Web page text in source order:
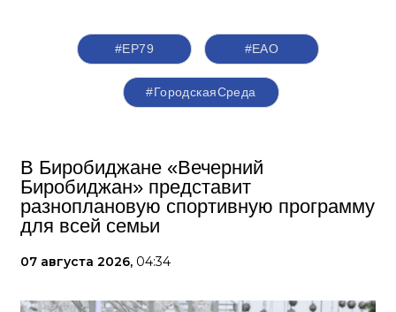
#ЕР79 #ЕАО
#ГородскаяСреда
В Биробиджане «Вечерний
Биробиджан» представит
разноплановую спортивную программу
для всей семьи
07 августа 2026, 04:34